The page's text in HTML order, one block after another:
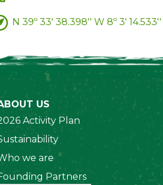
N 39º 33' 38.398'' W 8º 3' 14.533''
US
Activity Plan
we are
Partners